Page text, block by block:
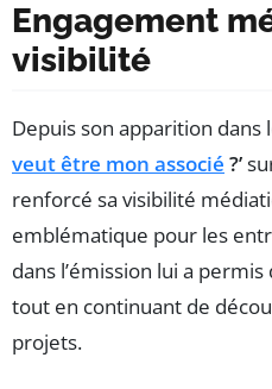
Engagement
visibilité
Depuis son apparition dans
veut être mon associé ?’
renforcé sa visibilité
emblématique pour les
dans l’émission lui a
tout en continuant de
projets.